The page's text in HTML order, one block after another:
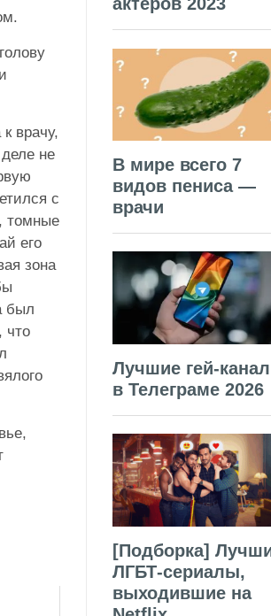
врачу,
не
с
томные
его
зона
был
что
В мире всего 7
видов пениса —
врачи
Лучшие гей-
в Телеграме 2026
[Подборка]
ЛГБТ-сериалы,
выходившие на